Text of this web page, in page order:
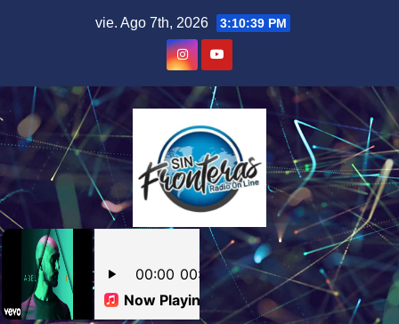
vie. Ago 7th, 2026 3:10:40 PM